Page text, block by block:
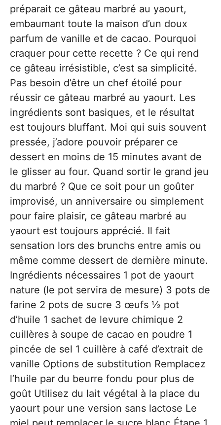
préparait ce gâteau marbré au yaourt,
embaumant toute la maison d’un doux
parfum de vanille et de cacao. Pourquoi
craquer pour cette recette ? Ce qui rend
ce gâteau irrésistible, c’est sa simplicité.
Pas besoin d’être un chef étoilé pour
réussir ce gâteau marbré au yaourt. Les
ingrédients sont basiques, et le résultat
est toujours bluffant. Moi qui suis souvent
pressée, j’adore pouvoir préparer ce
dessert en moins de 15 minutes avant de
le glisser au four. Quand sortir le grand jeu
du marbré ? Que ce soit pour un goûter
improvisé, un anniversaire ou simplement
pour faire plaisir, ce gâteau marbré au
yaourt est toujours apprécié. Il fait
sensation lors des brunchs entre amis ou
même comme dessert de dernière minute.
Ingrédients nécessaires 1 pot de yaourt
nature (le pot servira de mesure) 3 pots de
farine 2 pots de sucre 3 œufs ½ pot
d’huile 1 sachet de levure chimique 2
cuillères à soupe de cacao en poudre 1
pincée de sel 1 cuillère à café d’extrait de
vanille Options de substitution Remplacez
l’huile par du beurre fondu pour plus de
goût Utilisez du lait végétal à la place du
yaourt pour une version sans lactose Le